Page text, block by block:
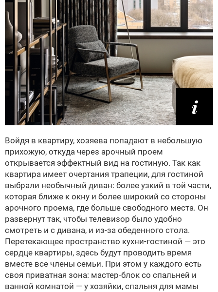
Войдя в квартиру, хозяева попадают в небольшую
прихожую, откуда через арочный проем
открывается эффектный вид на гостиную. Так как
квартира имеет очертания трапеции, для гостиной
выбрали необычный диван: более узкий в той части,
которая ближе к окну и более широкий со стороны
арочного проема, где больше свободного места. Он
развернут так, чтобы телевизор было удобно
смотреть и с дивана, и из-за обеденного стола.
Перетекающее пространство кухни-гостиной — это
сердце квартиры, здесь будут проводить время
вместе все члены семьи. При этом у каждого есть
своя приватная зона: мастер-блок со спальней и
ванной комнатой — у хозяйки, спальня для мамы